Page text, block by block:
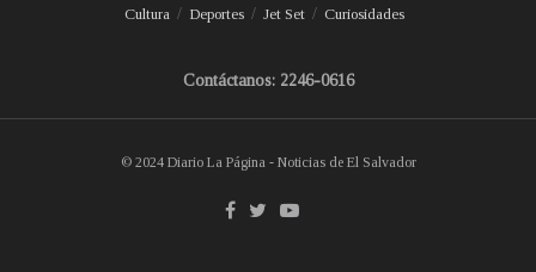
Cultura
Deportes Jet Set Curiosidades
Contáctanos: 2246-0616
© 2024 Diario La Página - Noticias de El Salvador